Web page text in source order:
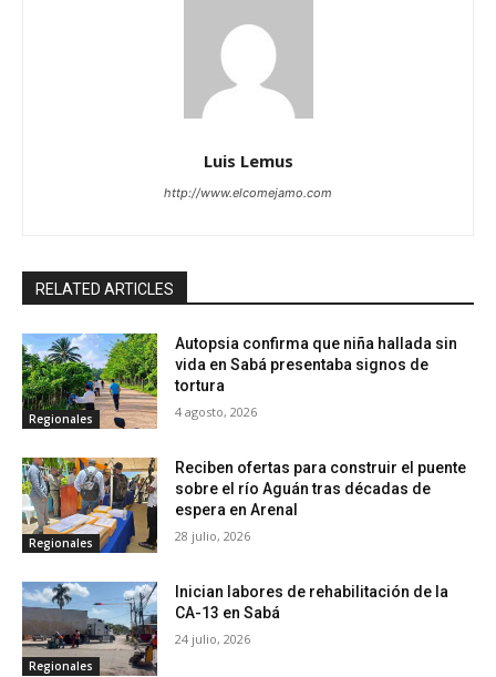
Luis Lemus
http://www.elcomejamo.com
RELATED ARTICLES
Regionales
Autopsia confirma que niña hallada sin
vida en Sabá presentaba signos de
tortura
4 agosto, 2026
Regionales
Reciben ofertas para construir el puente
sobre el río Aguán tras décadas de
espera en Arenal
28 julio, 2026
Regionales
Inician labores de rehabilitación de la
CA-13 en Sabá
24 julio, 2026